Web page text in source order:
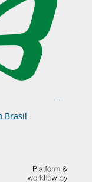
Brasil